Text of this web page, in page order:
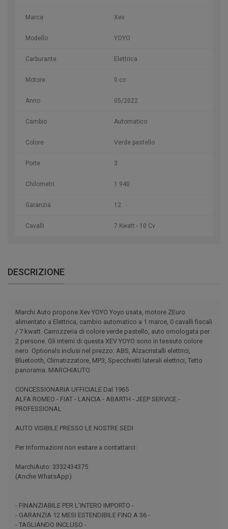
Marca Xev
Modello YOYO
Carburante Elettrica
Motore 0 cc
Anno 05/2022
Cambio Automatico
Colore Verde pastello
Porte 3
Chilometri 1.940
Garanzia 12
Cavalli 7 Kwatt - 10 Cv
DESCRIZIONE
Marchi Auto propone Xev YOYO Yoyo usata, motore ZEuro
alimentato a Elettrica, cambio automatico a 1 marce, 0 cavalli fiscali
/ 7 kwatt. Carrozzeria di colore verde pastello, auto omologata per
2 persone. Gli interni di questa XEV YOYO sono in tessuto colore
nero. Optionals inclusi nel prezzo: ABS, Alzacristalli elettrici,
Bluetooth, Climatizzatore, MP3, Specchietti laterali elettrici, Tetto
panorama. MARCHIAUTO
CONCESSIONARIA UFFICIALE Dal 1965
ALFA ROMEO - FIAT - LANCIA - ABARTH - JEEP SERVICE -
PROFESSIONAL
AUTO VISIBILE PRESSO LE NOSTRE SEDI
Per Informazioni non esitare a contattarci:
MarchiAuto: 3332434375
(Anche WhatsApp)
- FINANZIABILE PER L'INTERO IMPORTO -
- GARANZIA 12 MESI ESTENDIBILE FINO A 36 -
- TAGLIANDO INCLUSO -